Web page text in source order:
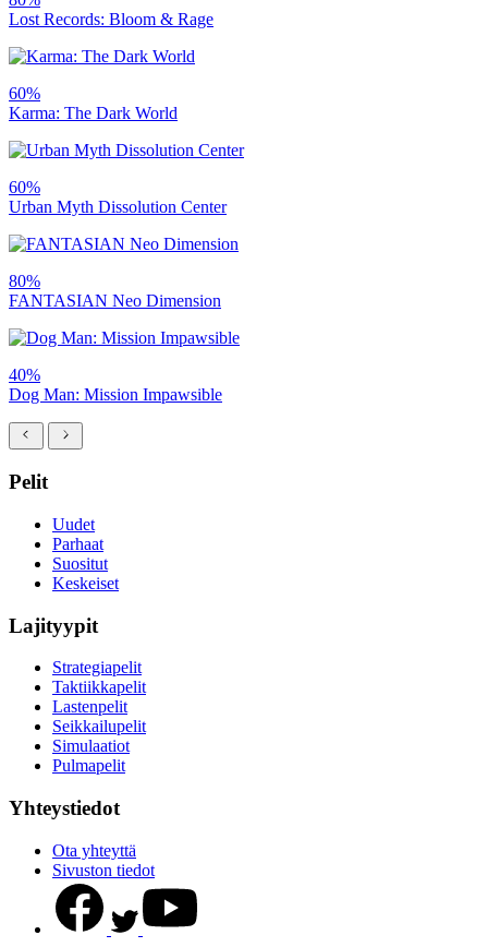
Lost Records: Bloom & Rage
60%
Karma: The Dark World
60%
Urban Myth Dissolution Center
80%
FANTASIAN Neo Dimension
40%
Dog Man: Mission Impawsible
Pelit
Uudet
Parhaat
Suositut
Keskeiset
Lajityypit
Strategiapelit
Taktiikkapelit
Lastenpelit
Seikkailupelit
Simulaatiot
Pulmapelit
Yhteystiedot
Ota yhteyttä
Sivuston tiedot